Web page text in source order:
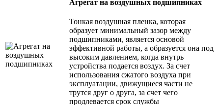
Агрегат на воздушных подшипниках
Тонкая воздушная пленка, которая
образует минимальный зазор между
подшипниками, является основой
эффективной работы, а образуется она под
высоким давлением, когда внутрь
устройства подается воздух. За счет
использования сжатого воздуха при
эксплуатации, движущиеся части не
трутся друг о друга, за счет чего
продлевается срок службы